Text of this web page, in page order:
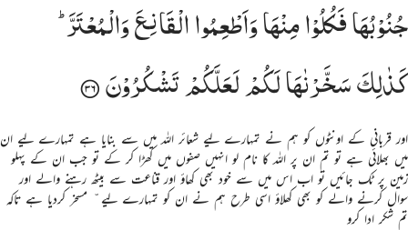
جُنُوْبُهَافَكُلُوْامِنْهَاوَاَطْعِمُواالْقَانِعَوَالْمُعْتَرَّ ؕ
كَذٰلِكَسَخَّرْنٰهَالَكُمْلَعَلَّكُمْتَشْكُرُوْنَ
اور قربانی کے اونٹوں کو ہم نے تمہارے لیے شعائر اللہ میں سے بنایا ہے تمہارے لیے ان
میں بھلائی ہے تو تم ان پر اللہ کا نام لو انہیں صفوں میں کھڑا کر کے تو جب ان کے پہلو
زمین پر ٹک جائیں تو اب اس میں سے خود بھی کھاؤ اور قناعت سے بیٹھ رہنے والے اور
سوال کرنے والے کو بھی کھلاؤ اسی طرح ہم نے ان کو تمہارے لیے ّ مسخر کردیا ہے تاکہ
تم شکر ادا کرو